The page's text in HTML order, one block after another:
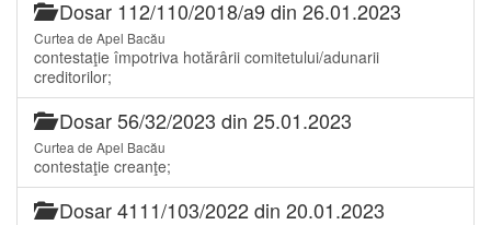
Dosar 112/110/2018/a9 din 26.01.2023
Curtea de Apel Bacău
contestaţie împotriva hotărârii comitetului/adunarii
creditorilor;
Dosar 56/32/2023 din 25.01.2023
Curtea de Apel Bacău
contestaţie creanţe;
Dosar 4111/103/2022 din 20.01.2023